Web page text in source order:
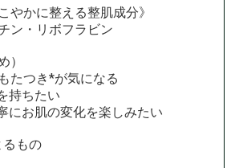
やかに整える整肌成分》
ン・リボフラビン
）
たつき*が気になる
持ちたい
にお肌の変化を楽しみたい
もの